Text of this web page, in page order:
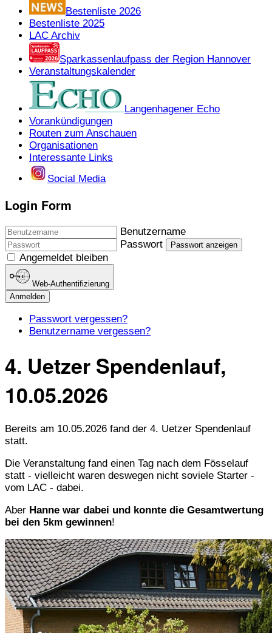
Bestenliste 2026
Bestenliste 2025
LAC Archiv
Sparkassenlaufpass der Region Hannover
Veranstaltungskalender
Langenhagener Echo
Vorankündigungen
Routen zum Anschauen
Organisationen
Interessante Links
Social Media
Login Form
Benutzername
Passwort
Passwort anzeigen
Angemeldet bleiben
Web-Authentifizierung
Anmelden
Passwort vergessen?
Benutzername vergessen?
4. Uetzer Spendenlauf,
10.05.2026
Bereits am 10.05.2026 fand der 4. Uetzer Spendenlauf
statt.
Die Veranstaltung fand einen Tag nach dem Fösselauf
statt - vielleicht waren deswegen nicht soviele Starter -
vom LAC - dabei.
Aber Hanne war dabei und konnte die Gesamtwertung
bei den 5km gewinnen!